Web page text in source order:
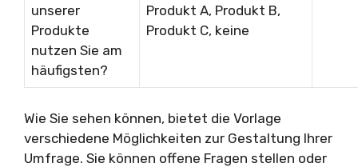
unserer
Produkte
nutzen Sie am
häufigsten?
Produkt A, Produkt B,
Produkt C, keine
Wie Sie sehen können, bietet die Vorlage
verschiedene Möglichkeiten zur Gestaltung Ihrer
Umfrage. Sie können offene Fragen stellen oder